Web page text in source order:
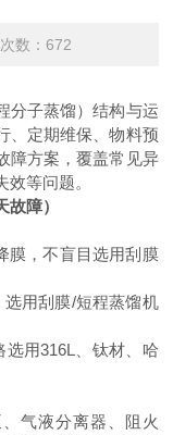
数：672
分子蒸馏）结构与运
、定期维保、物料预
障方案，覆盖常见异
等问题。
障）
膜，不盲目选用刮膜
用刮膜/短程蒸馏机
用316L、钛材、哈
气液分离器、阻火